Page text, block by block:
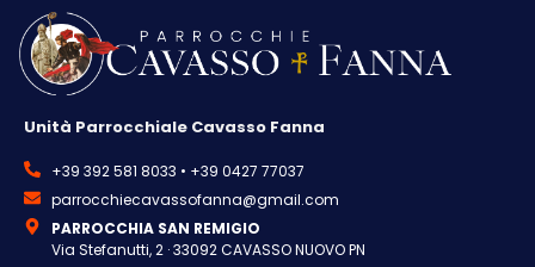
Unità Parrocchiale Cavasso Fanna
+39 392 581 8033 • +39 0427 77037
parrocchiecavassofanna@gmail.com
PARROCCHIA SAN REMIGIO
Via Stefanutti, 2 · 33092 CAVASSO NUOVO PN